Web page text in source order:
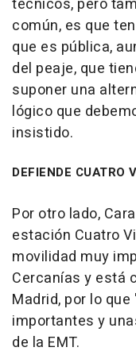
técnicos, pero
común, es que
que es pública,
del peaje, que
suponer una
lógico que
insistido.
DEFIENDE CUATRO
Por otro lado,
estación Cuatro
movilidad muy
Cercanías y está
Madrid, por lo
importantes y
de la EMT.